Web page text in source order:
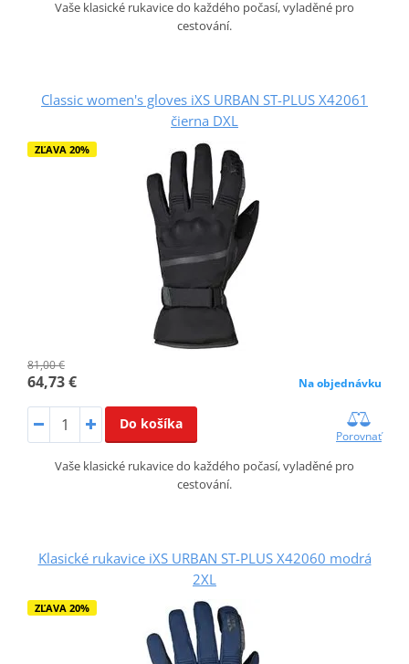
Vaše klasické rukavice do každého počasí, vyladěné pro
cestování.
Classic women's gloves iXS URBAN ST-PLUS X42061
čierna DXL
ZĽAVA 20%
81,00 €
64,73 € Na objednávku
Do košíka
Porovnať
Vaše klasické rukavice do každého počasí, vyladěné pro
cestování.
Klasické rukavice iXS URBAN ST-PLUS X42060 modrá
2XL
ZĽAVA 20%